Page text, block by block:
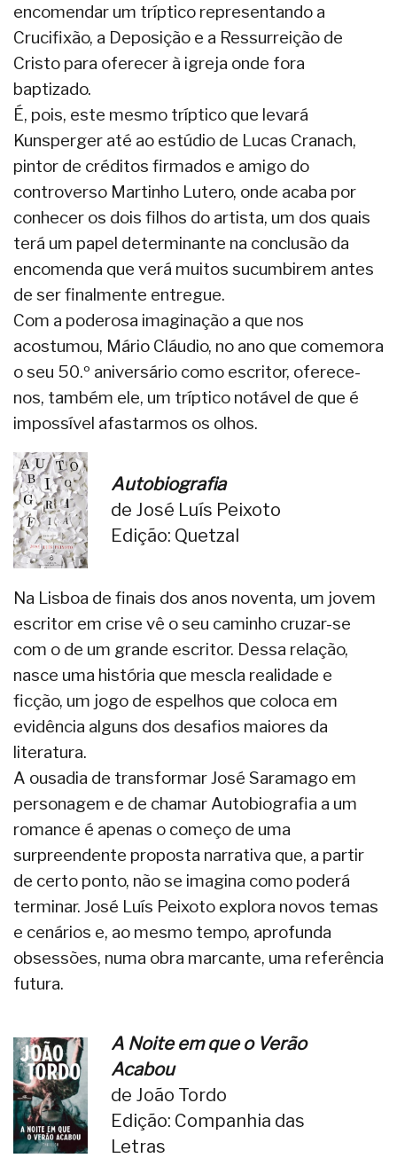
encomendar um tríptico representando a
Crucifixão, a Deposição e a Ressurreição de
Cristo para oferecer à igreja onde fora
baptizado.
É, pois, este mesmo tríptico que levará
Kunsperger até ao estúdio de Lucas Cranach,
pintor de créditos firmados e amigo do
controverso Martinho Lutero, onde acaba por
conhecer os dois filhos do artista, um dos quais
terá um papel determinante na conclusão da
encomenda que verá muitos sucumbirem antes
de ser finalmente entregue.
Com a poderosa imaginação a que nos
acostumou, Mário Cláudio, no ano que comemora
o seu 50.º aniversário como escritor, oferece-
nos, também ele, um tríptico notável de que é
impossível afastarmos os olhos.
Autobiografia
de José Luís Peixoto
Edição: Quetzal
Na Lisboa de finais dos anos noventa, um jovem
escritor em crise vê o seu caminho cruzar-se
com o de um grande escritor. Dessa relação,
nasce uma história que mescla realidade e
ficção, um jogo de espelhos que coloca em
evidência alguns dos desafios maiores da
literatura.
A ousadia de transformar José Saramago em
personagem e de chamar Autobiografia a um
romance é apenas o começo de uma
surpreendente proposta narrativa que, a partir
de certo ponto, não se imagina como poderá
terminar. José Luís Peixoto explora novos temas
e cenários e, ao mesmo tempo, aprofunda
obsessões, numa obra marcante, uma referência
futura.
A Noite em que o Verão
Acabou
de João Tordo
Edição: Companhia das
Letras